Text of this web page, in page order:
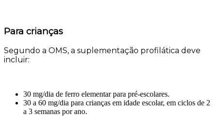
Para crianças
Segundo a OMS, a suplementação profilática deve
incluir:
30 mg/dia de ferro elementar para pré-escolares.
30 a 60 mg/dia para crianças em idade escolar, em ciclos de 2
a 3 semanas por ano.